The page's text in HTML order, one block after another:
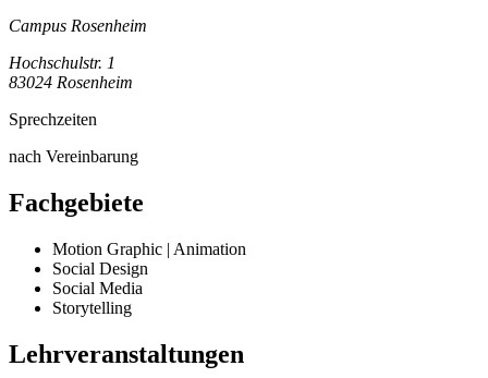
Campus Rosenheim
Hochschulstr. 1
83024 Rosenheim
Sprechzeiten
nach Vereinbarung
Fachgebiete
Motion Graphic | Animation
Social Design
Social Media
Storytelling
Lehrveranstaltungen